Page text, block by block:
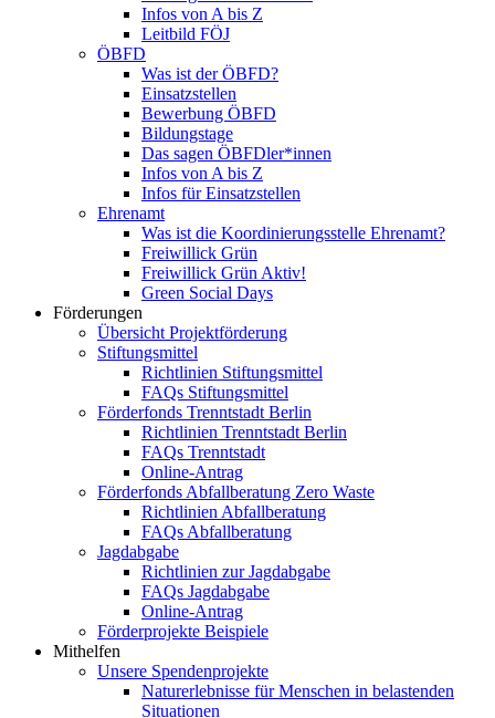
Infos von A bis Z
Leitbild FÖJ
ÖBFD
Was ist der ÖBFD?
Einsatzstellen
Bewerbung ÖBFD
Bildungstage
Das sagen ÖBFDler*innen
Infos von A bis Z
Infos für Einsatzstellen
Ehrenamt
Was ist die Koordinierungsstelle Ehrenamt?
Freiwillick Grün
Freiwillick Grün Aktiv!
Green Social Days
Förderungen
Übersicht Projektförderung
Stiftungsmittel
Richtlinien Stiftungsmittel
FAQs Stiftungsmittel
Förderfonds Trenntstadt Berlin
Richtlinien Trenntstadt Berlin
FAQs Trenntstadt
Online-Antrag
Förderfonds Abfallberatung Zero Waste
Richtlinien Abfallberatung
FAQs Abfallberatung
Jagdabgabe
Richtlinien zur Jagdabgabe
FAQs Jagdabgabe
Online-Antrag
Förderprojekte Beispiele
Mithelfen
Unsere Spendenprojekte
Naturerlebnisse für Menschen in belastenden
Situationen